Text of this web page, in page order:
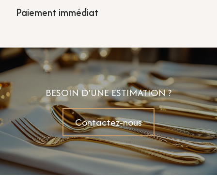
Paiement immédiat
BESOIN D'UNE ESTIMATION ?
Contactez-nous